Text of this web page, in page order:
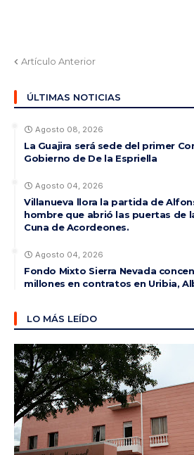
Artículo Anterior
ÚLTIMAS NOTICIAS
Agosto 08, 2026
La Guajira será sede del primer
Gobierno de De la Espriella
Agosto 04, 2026
Villanueva llora la partida de
hombre que abrió las puertas de
Cuna de Acordeones.
Agosto 04, 2026
Fondo Mixto Sierra Nevada
millones en contratos en Uribia,
LO MÁS LEÍDO